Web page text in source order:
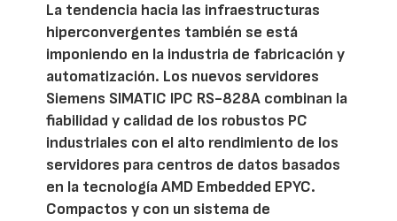
La tendencia hacia las infraestructuras
hiperconvergentes también se está
imponiendo en la industria de fabricación y
automatización. Los nuevos servidores
Siemens SIMATIC IPC RS-828A combinan la
fiabilidad y calidad de los robustos PC
industriales con el alto rendimiento de los
servidores para centros de datos basados
en la tecnología AMD Embedded EPYC.
Compactos y con un sistema de